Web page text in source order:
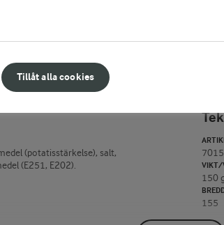
(potatisstärkelse), salt,
(E251, E202).
VIKT/
150
155
Tillåt alla cookies